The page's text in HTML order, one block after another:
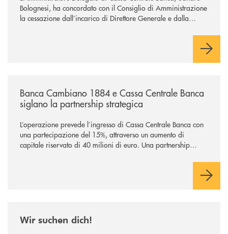
Bolognesi, ha concordato con il Consiglio di Amministrazione
la cessazione dall’incarico di Direttore Generale e dalla
Il Gruppo, sotto la guida dell’Amministratore Delegato, e con
Banca Cambiano 1884 e Cassa Centrale Banca
siglano la partnership strategica
L’operazione prevede l’ingresso di Cassa Centrale Banca con
una partecipazione del 15%, attraverso un aumento di
capitale riservato di 40 milioni di euro. Una partnership
comuni e sulla prossimità ai territori, per ampliare l’offerta e
Wir suchen dich!